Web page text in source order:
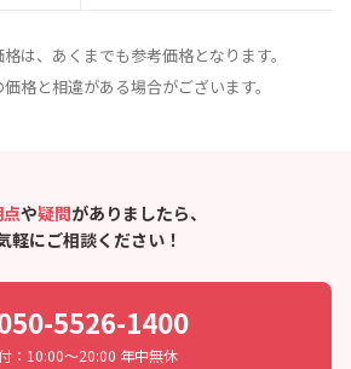
は、あくまでも参考価格となります。
格と相違がある場合がございます。
や疑問がありましたら、
軽にご相談ください！
5526-1400
：10:00〜20:00 年中無休